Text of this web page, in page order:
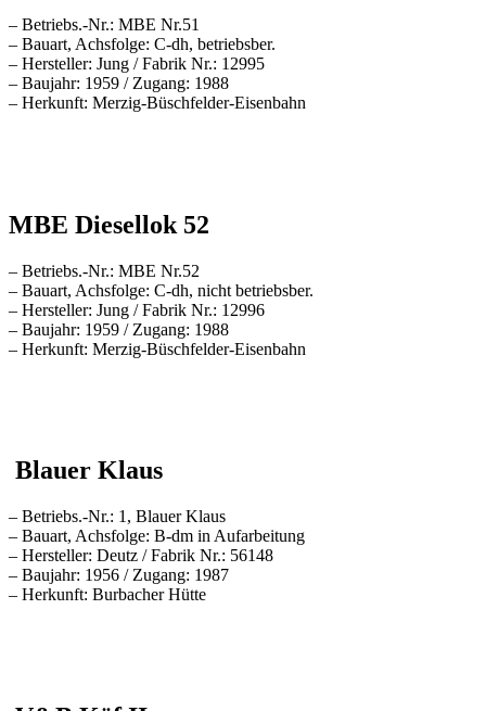
– Betriebs.-Nr.: MBE Nr.51
– Bauart, Achsfolge: C-dh, betriebsber.
– Hersteller: Jung / Fabrik Nr.: 12995
– Baujahr: 1959 / Zugang: 1988
– Herkunft: Merzig-Büschfelder-Eisenbahn
MBE Diesellok 52
– Betriebs.-Nr.: MBE Nr.52
– Bauart, Achsfolge: C-dh, nicht betriebsber.
– Hersteller: Jung / Fabrik Nr.: 12996
– Baujahr: 1959 / Zugang: 1988
– Herkunft: Merzig-Büschfelder-Eisenbahn
Blauer Klaus
– Betriebs.-Nr.: 1, Blauer Klaus
– Bauart, Achsfolge: B-dm in Aufarbeitung
– Hersteller: Deutz / Fabrik Nr.: 56148
– Baujahr: 1956 / Zugang: 1987
– Herkunft: Burbacher Hütte